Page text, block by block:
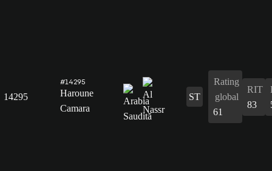
14295
#14295
Haroune
Camara
ST
Rating
global
61
RIT
83